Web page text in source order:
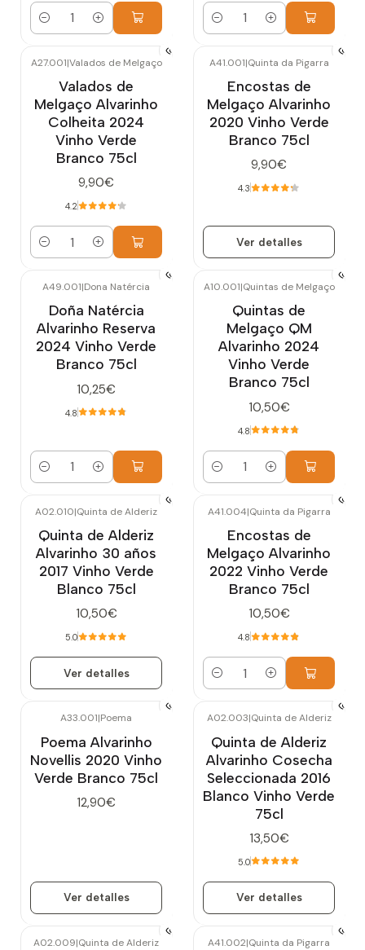
Cantidad Cantidad
A27.001|Valados de Melgaço
Valados de
Melgaço Alvarinho
Colheita 2024
Vinho Verde
Branco 75cl
9,90€
4.2
Cantidad
A41.001|Quinta da Pigarra
Encostas de
Melgaço Alvarinho
2020 Vinho Verde
Branco 75cl
9,90€
4.3
Ver detalles
A49.001|Dona Natércia
Doña Natércia
Alvarinho Reserva
2024 Vinho Verde
Branco 75cl
10,25€
4.8
Cantidad
A10.001|Quintas de Melgaço
Quintas de
Melgaço QM
Alvarinho 2024
Vinho Verde
Branco 75cl
10,50€
4.8
Cantidad
A02.010|Quinta de Alderiz
Quinta de Alderiz
Alvarinho 30 años
2017 Vinho Verde
Blanco 75cl
10,50€
5.0
Ver detalles
A41.004|Quinta da Pigarra
Encostas de
Melgaço Alvarinho
2022 Vinho Verde
Branco 75cl
10,50€
4.8
Cantidad
A33.001|Poema
Poema Alvarinho
Novellis 2020 Vinho
Verde Branco 75cl
12,90€
Ver detalles
A02.003|Quinta de Alderiz
Quinta de Alderiz
Alvarinho Cosecha
Seleccionada 2016
Blanco Vinho Verde
75cl
13,50€
5.0
Ver detalles
A02.009|Quinta de Alderiz A41.002|Quinta da Pigarra